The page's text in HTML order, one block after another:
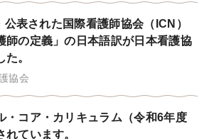
表された国際看護師協会（ICN）
師の定義」の日本語訳が日本看護協
。
協会
・コア・カリキュラム（令和6年度
ています。